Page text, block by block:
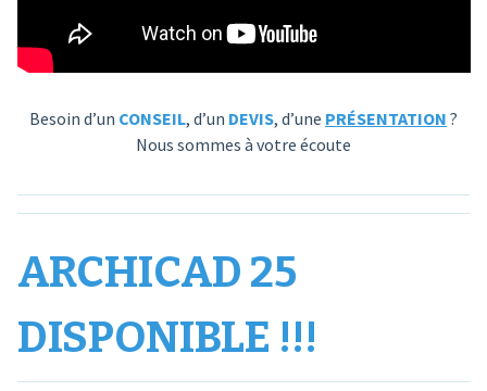
Besoin d’un CONSEIL, d’un DEVIS, d’une PRÉSENTATION ?
Nous sommes à votre écoute
ARCHICAD 25
DISPONIBLE !!!